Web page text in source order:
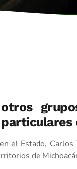
el Estado,
de